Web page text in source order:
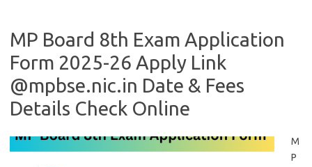
MP Board 8th Exam Application
Form 2025-26 Apply Link
@mpbse.nic.in Date & Fees
Details Check Online
M
P